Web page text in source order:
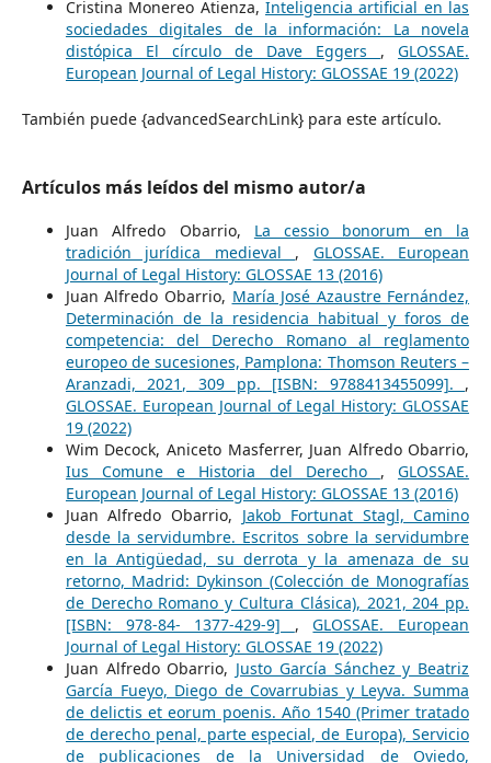
Cristina Monereo Atienza, Inteligencia artificial en las
sociedades digitales de la información: La novela
distópica El círculo de Dave Eggers ,GLOSSAE.
European Journal of Legal History: GLOSSAE 19 (2022)
También puede {advancedSearchLink} para este artículo.
Artículos más leídos del mismo autor/a
Juan Alfredo Obarrio, La cessio bonorum en la
tradición jurídica medieval , GLOSSAE. European
Journal of Legal History: GLOSSAE 13 (2016)
Juan Alfredo Obarrio, María José Azaustre Fernández,
Determinación de la residencia habitual y foros de
competencia: del Derecho Romano al reglamento
europeo de sucesiones, Pamplona: Thomson Reuters –
Aranzadi, 2021, 309 pp. [ISBN: 9788413455099]. ,
GLOSSAE. European Journal of Legal History: GLOSSAE
19 (2022)
Wim Decock, Aniceto Masferrer, Juan Alfredo Obarrio,
Ius Comune e Historia del Derecho ,GLOSSAE.
European Journal of Legal History: GLOSSAE 13 (2016)
Juan Alfredo Obarrio, Jakob Fortunat Stagl, Camino
desde la servidumbre. Escritos sobre la servidumbre
en la Antigüedad, su derrota y la amenaza de su
retorno, Madrid: Dykinson (Colección de Monografías
de Derecho Romano y Cultura Clásica), 2021, 204 pp.
[ISBN: 978-84- 1377-429-9] ,GLOSSAE. European
Journal of Legal History: GLOSSAE 19 (2022)
Juan Alfredo Obarrio, Justo García Sánchez y Beatriz
García Fueyo, Diego de Covarrubias y Leyva. Summa
de delictis et eorum poenis. Año 1540 (Primer tratado
de derecho penal, parte especial, de Europa), Servicio
de publicaciones de la Universidad de Oviedo,